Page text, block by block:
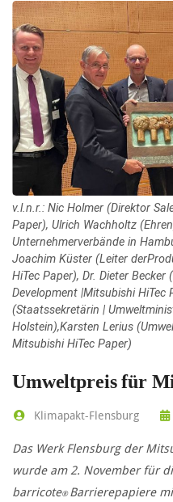
v.l.n.r.: Nic Holmer (Direktor
Paper), Ulrich Wachholtz
Unternehmerverbände in
Joachim Küster (Leiter
HiTec Paper), Dr. Dieter Becker
Development |Mitsubishi HiTec
(Staatssekretärin |
Holstein),Karsten Lerius
Mitsubishi HiTec Paper)
Umweltpreis für
Klimapakt-Flensburg
Das Werk Flensburg der
wurde am 2. November für
barricote®Barrierepapiere